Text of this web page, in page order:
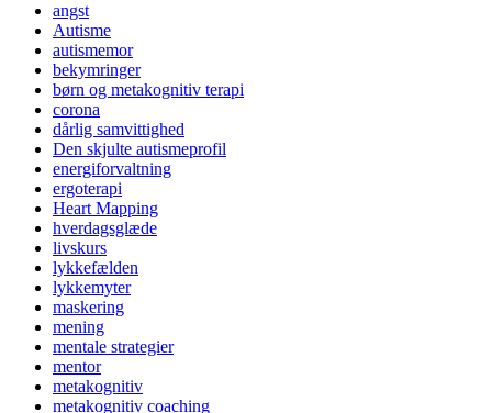
angst
Autisme
autismemor
bekymringer
børn og metakognitiv terapi
corona
dårlig samvittighed
Den skjulte autismeprofil
energiforvaltning
ergoterapi
Heart Mapping
hverdagsglæde
livskurs
lykkefælden
lykkemyter
maskering
mening
mentale strategier
mentor
metakognitiv
metakognitiv coaching